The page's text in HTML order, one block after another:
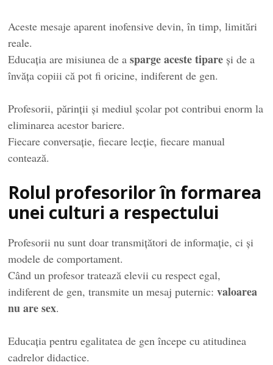
Aceste mesaje aparent inofensive devin, în timp, limitări
reale.
Educația are misiunea de asparge aceste tipare și de a
învăța copiii că pot fi oricine, indiferent de gen.
Profesorii, părinții și mediul școlar pot contribui enorm la
eliminarea acestor bariere.
Fiecare conversație, fiecare lecție, fiecare manual
contează.
Rolul profesorilor în formarea
unei culturi a respectului
Profesorii nu sunt doar transmițători de informație, ci și
modele de comportament.
Când un profesor tratează elevii cu respect egal,
indiferent de gen, transmite un mesaj puternic:valoarea
nu are sex.
Educația pentru egalitatea de gen începe cu atitudinea
cadrelor didactice.